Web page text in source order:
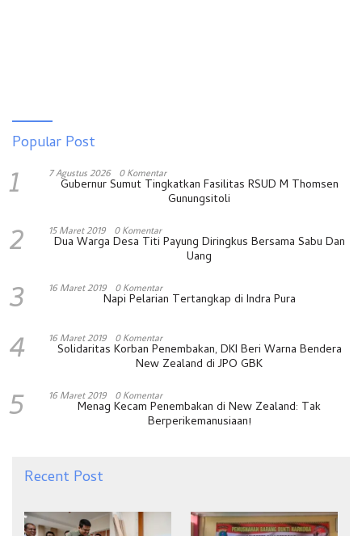
Popular Post
1 7 Agustus 2026 0 Komentar
Gubernur Sumut Tingkatkan Fasilitas RSUD M Thomsen
Gunungsitoli
2 15 Maret 2019 0 Komentar
Dua Warga Desa Titi Payung Diringkus Bersama Sabu Dan
Uang
3 16 Maret 2019 0 Komentar
Napi Pelarian Tertangkap di Indra Pura
4 16 Maret 2019 0 Komentar
Solidaritas Korban Penembakan, DKI Beri Warna Bendera
New Zealand di JPO GBK
5 16 Maret 2019 0 Komentar
Menag Kecam Penembakan di New Zealand: Tak
Berperikemanusiaan!
Recent Post